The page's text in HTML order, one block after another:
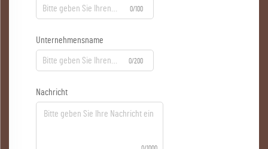
0/100
Unternehmensname
0/200
Nachricht